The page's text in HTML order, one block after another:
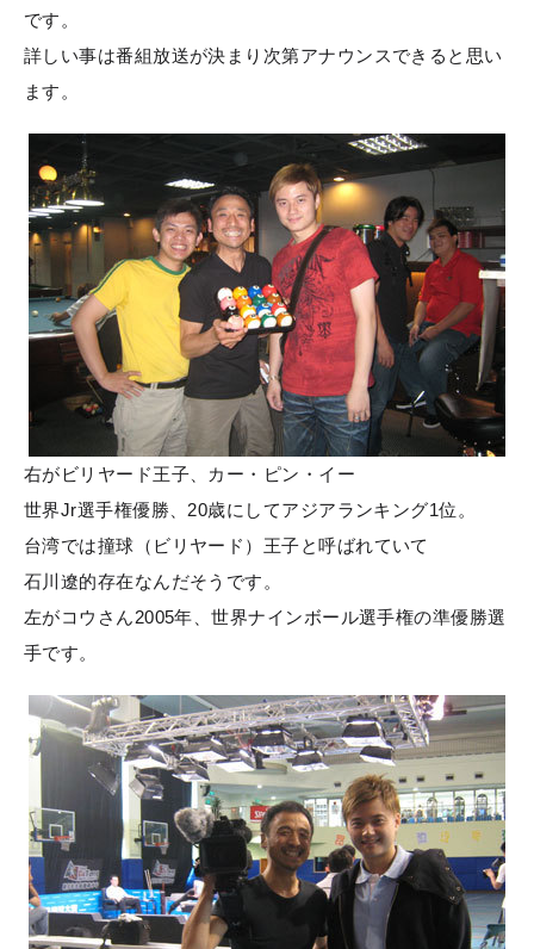
です。
詳しい事は番組放送が決まり次第アナウンスできると思い
ます。
右がビリヤード王子、カー・ピン・イー
世界Jr選手権優勝、20歳にしてアジアランキング1位。
台湾では撞球（ビリヤード）王子と呼ばれていて
石川遼的存在なんだそうです。
左がコウさん2005年、世界ナインボール選手権の準優勝選
手です。